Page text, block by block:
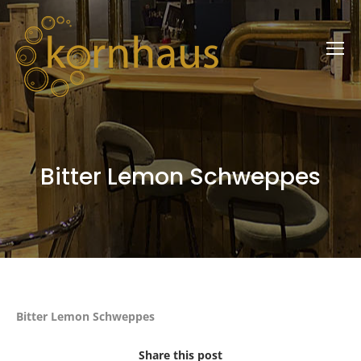
Bitter Lemon Schweppes
Bitter Lemon Schweppes
Share this post